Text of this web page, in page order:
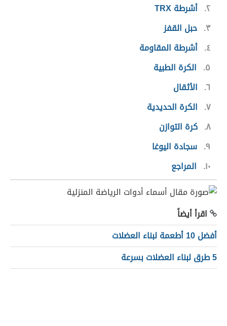
٢ أشرطة TRX
٣ حبل القفز
٤ أشرطة المقاومة
٥
الكرة الطبية
٦ الأثقال
٧ الكرة الحديدية
٨ كرة التوازن
٩ سجادة اليوغا
١٠
المراجع
اقرأ أيضاً
أفضل 10 أطعمة لبناء العضلات
5 طرق لبناء العضلات بسرعة